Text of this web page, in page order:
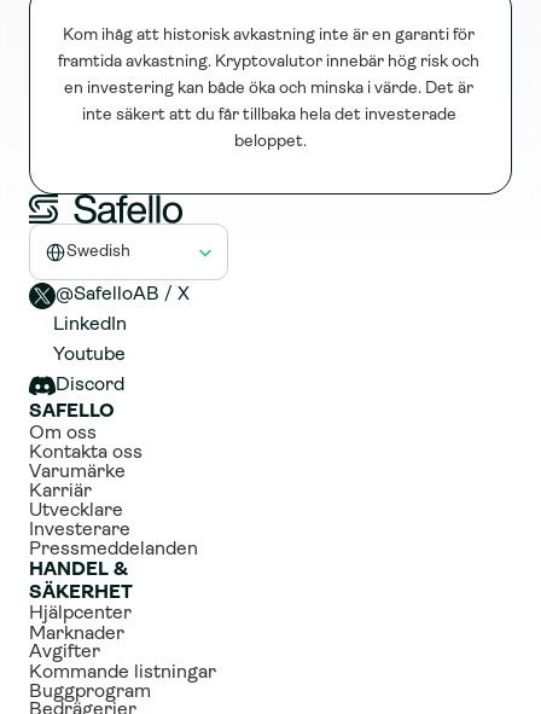
Kom ihåg att historisk avkastning inte är en garanti för
framtida avkastning. Kryptovalutor innebär hög risk och
en investering kan både öka och minska i värde. Det är
inte säkert att du får tillbaka hela det investerade
beloppet.
Select Language
Swedish
@SafelloAB / X
LinkedIn
Youtube
Discord
SAFELLO
Om oss
Kontakta oss
Varumärke
Karriär
Utvecklare
Investerare
Pressmeddelanden
HANDEL &
SÄKERHET
Hjälpcenter
Marknader
Avgifter
Kommande listningar
Buggprogram